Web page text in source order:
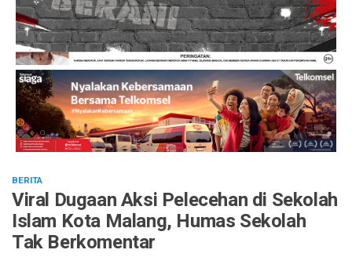
BERITA
Viral Dugaan Aksi Pelecehan di Sekolah
Islam Kota Malang, Humas Sekolah
Tak Berkomentar